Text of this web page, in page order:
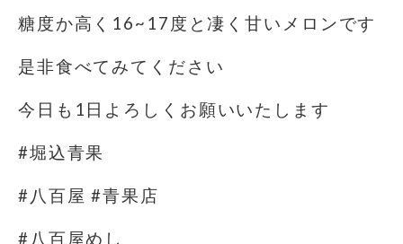
糖度か高く16~17度と凄く甘いメロンです
是非食べてみてください
今日も1日よろしくお願いいたします
#堀込青果
#八百屋 #青果店
#八百屋めし